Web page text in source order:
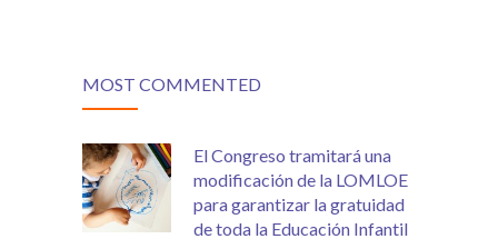
MOST COMMENTED
El Congreso tramitará una
modificación de la LOMLOE
para garantizar la gratuidad
de toda la Educación Infantil